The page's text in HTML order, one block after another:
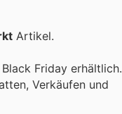
Artikel.
Friday erhältlich.
Verkäufen und